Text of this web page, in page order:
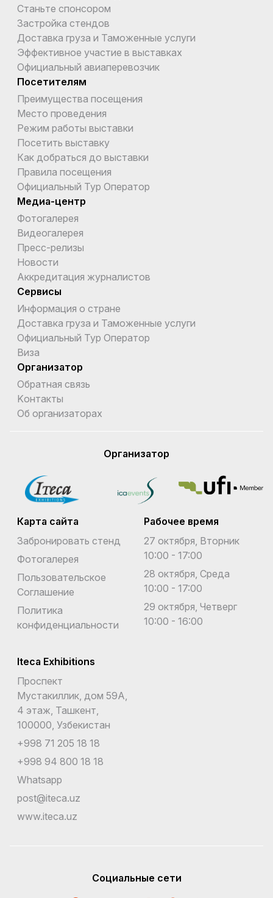
Станьте спонсором
Застройка стендов
Доставка груза и Таможенные услуги
Эффективное участие в выставках
Официальный авиаперевозчик
Посетителям
Преимущества посещения
Место проведения
Режим работы выставки
Посетить выставку
Как добраться до выставки
Правила посещения
Официальный Тур Оператор
Медиа-центр
Фотогалерея
Видеогалерея
Пресс-релизы
Новости
Аккредитация журналистов
Сервисы
Информация о стране
Доставка груза и Таможенные услуги
Официальный Тур Оператор
Виза
Организатор
Обратная связь
Kонтакты
Об организаторах
Организатор
Карта сайта
Забронировать стенд
Фотогалерея
Пользовательское
Соглашение
Политика
конфиденциальности
Рабочее время
27 октября, Вторник
10:00 - 17:00
28 октября, Среда
10:00 - 17:00
29 октября, Четверг
10:00 - 16:00
Iteca Exhibitions
Проспект
Мустакиллик, дом 59А,
4 этаж, Ташкент,
100000, Узбекистан
+998 71 205 18 18
+998 94 800 18 18
Whatsapp
post@iteca.uz
www.iteca.uz
Социальные сети